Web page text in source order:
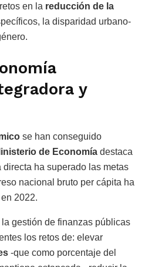
en la reducción de la
la disparidad urbano-
y
se han conseguido
de Economía destaca
ha superado las metas
nacional bruto per cápita ha
2022.
gestión de finanzas públicas
los retos de: elevar
-que como porcentaje del